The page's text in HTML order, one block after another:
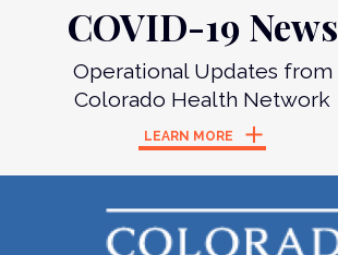
COVID-19 News
Operational Updates from
Colorado Health Network
LEARN MORE